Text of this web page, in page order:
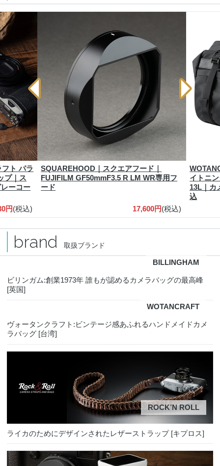
ト パラ
プ｜ス
ーコー
円(税込)
SQUAREHOOD｜スクエアフード｜
FUJIFILM GF50mmF3.5 R LM WR専用フ
ード
17,600円(税込)
イトニ
13L｜カ
込
brand 取扱ブランド
BILLINGHAM
ビリンガム:創業1973年 誰もが認めるカメラバッグの最高峰
[英国]
WOTANCRAFT
ヴォータンクラフト:ビンテージ感あふれるハンドメイドカメ
ラバッグ [台湾]
ROCK’N ROLL
ライカのためにデザインされたレザーストラップ [キプロス]